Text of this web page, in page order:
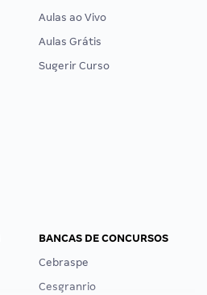
Aulas ao Vivo
Aulas Grátis
Sugerir Curso
BANCAS DE CONCURSOS
Cebraspe
Cesgranrio